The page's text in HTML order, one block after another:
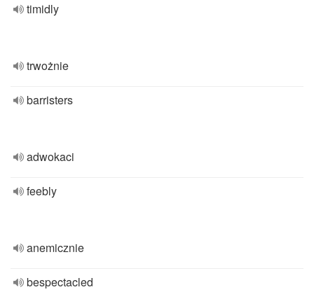
timidly
trwożnie
barristers
adwokaci
feebly
anemicznie
bespectacled